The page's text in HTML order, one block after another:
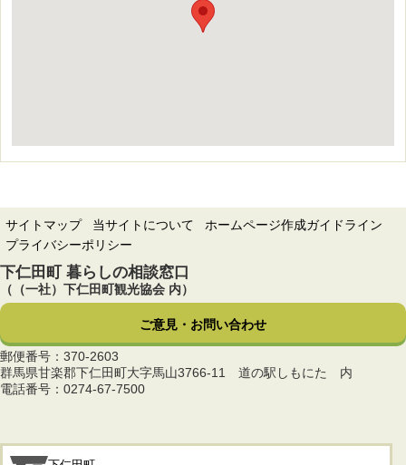
サイトマップ 当サイトについて
ホームページ作成ガイドライン
プライバシーポリシー
下仁田町 暮らしの相談窓口
（（一社）下仁田町観光協会 内）
ご意見・お問い合わせ
郵便番号：370-2603
群馬県甘楽郡下仁田町大字馬山3766-11 道の駅しもにた 内
電話番号：0274-67-7500